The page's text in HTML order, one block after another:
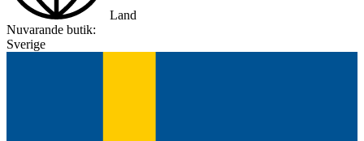
Land
Nuvarande butik:
Sverige